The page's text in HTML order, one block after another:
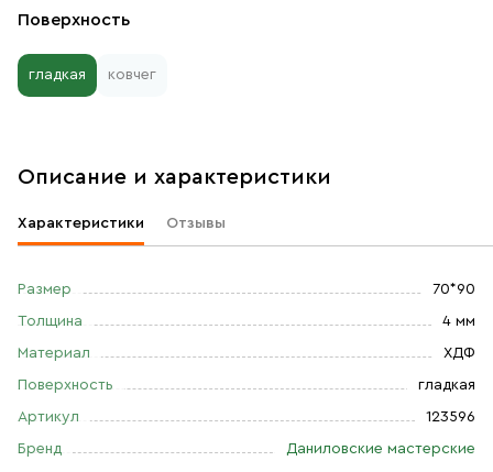
Поверхность
гладкая ковчег
Описание и характеристики
Характеристики Отзывы
Размер 70*90
Толщина 4 мм
Материал ХДФ
Поверхность гладкая
Артикул 123596
Бренд Даниловские мастерские